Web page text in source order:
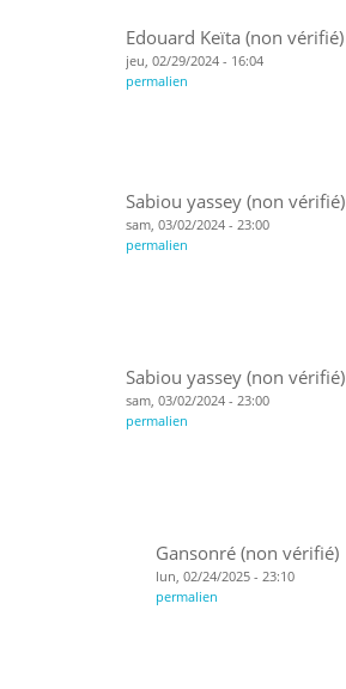
Edouard Keïta (non vérifié)
jeu, 02/29/2024 - 16:04
permalien
Sabiou yassey (non vérifié)
sam, 03/02/2024 - 23:00
permalien
Sabiou yassey (non vérifié)
sam, 03/02/2024 - 23:00
permalien
Gansonré (non vérifié)
lun, 02/24/2025 - 23:10
permalien